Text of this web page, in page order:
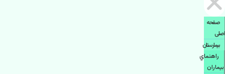
صفحه
اصلی
بيمارستان
راهنماي
بیماران